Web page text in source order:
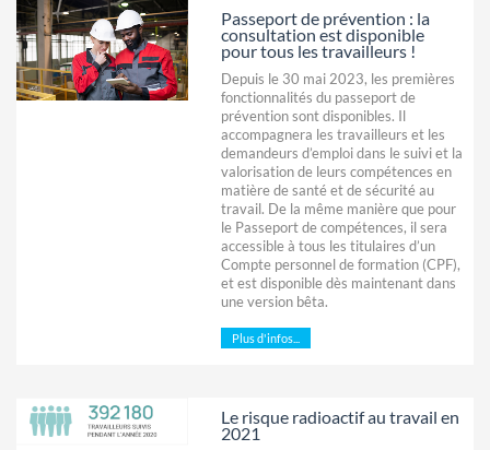
Passeport de prévention : la
consultation est disponible
pour tous les travailleurs !
Depuis le 30 mai 2023, les premières
fonctionnalités du passeport de
prévention sont disponibles. Il
accompagnera les travailleurs et les
demandeurs d’emploi dans le suivi et la
valorisation de leurs compétences en
matière de santé et de sécurité au
travail. De la même manière que pour
le Passeport de compétences, il sera
accessible à tous les titulaires d’un
Compte personnel de formation (CPF),
et est disponible dès maintenant dans
une version bêta.
Plus d'infos...
Le risque radioactif au travail en
2021